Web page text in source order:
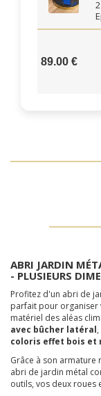
89.00 €
ABRI JARDIN MÉ
- PLUSIEURS
Profitez d'un abri de
parfait pour organiser
matériel des aléas
avec bûcher latéral
coloris effet bois et
Grâce à son armature
abri de jardin métal
outils, vos deux roues